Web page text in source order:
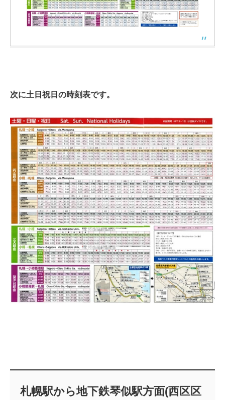
次に土日祝日の時刻表です。
札幌駅から地下鉄琴似駅方面(西区区